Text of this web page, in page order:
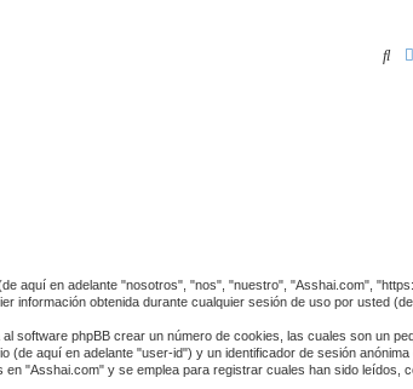
aquí en adelante "nosotros", "nos", "nuestro", "Asshai.com",
información obtenida durante cualquier sesión de uso por usted
software phpBB crear un número de cookies, las cuales son un
aquí en adelante "user-id") y un identificador de sesión
"Asshai.com" y se emplea para registrar cuales han sido leídos,